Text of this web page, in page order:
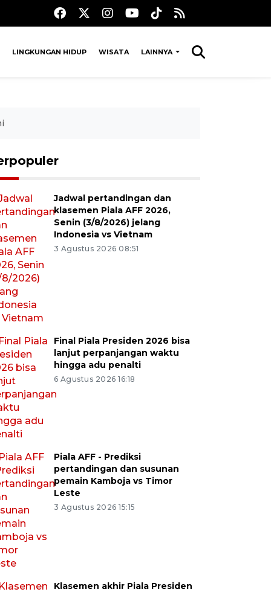
LINGKUNGAN HIDUP WISATA LAINNYA
Jadwal pertandingan dan
klasemen Piala AFF 2026,
Senin (3/8/2026) jelang
Indonesia vs Vietnam
3 Agustus 2026 08:51
Final Piala Presiden 2026 bisa
lanjut perpanjangan waktu
hingga adu penalti
6 Agustus 2026 16:18
Piala AFF - Prediksi
pertandingan dan susunan
pemain Kamboja vs Timor
Leste
3 Agustus 2026 15:15
Klasemen akhir Piala Presiden